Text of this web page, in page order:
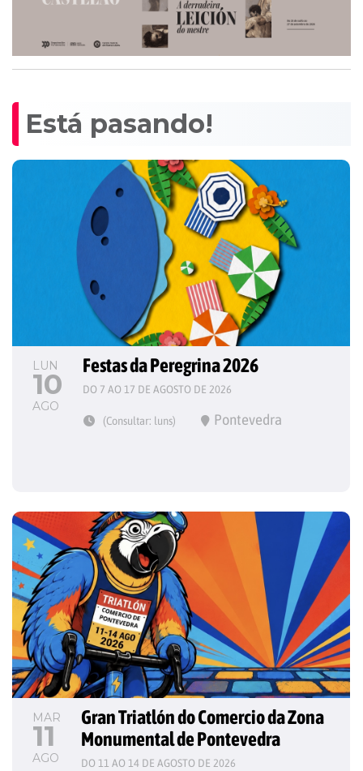
Está pasando!
LUN
10
AGO
Festas da Peregrina 2026
DO 7 AO 17 DE AGOSTO DE 2026
(Consultar: luns) Pontevedra
MAR
11
AGO
Gran Triatlón do Comercio da Zona
Monumental de Pontevedra
DO 11 AO 14 DE AGOSTO DE 2026